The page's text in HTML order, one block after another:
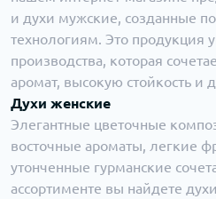
Аромат похож на Calvin Klein
Аромат похож на Calvin Klein
Аромат похож на Calvin Klein
Аромат похож на Carolina Herrera
Аромат похож на Chanel No 19
Аромат похож на Creed Aventus for
и духи мужские, созданные
технологиям. Это продукция
производства, которая
аромат, высокую стойкость и
Духи женские
Элегантные цветочные
восточные ароматы, легкие
утонченные гурманские
ассортименте вы найдете